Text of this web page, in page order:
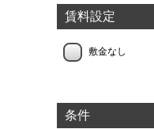
賃料設定
敷金なし
条件